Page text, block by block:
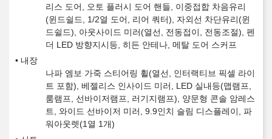
리스 도어, 오토 플러시 도어 핸들, 이중접합 차음유리
(윈드쉴드, 1/2열 도어, 리어 쿼터), 자외선 차단유리(윈
드쉴드), 아웃사이드 미러(열선, 전동접이, 전동조절), 펜
더 LED 방향지시등, 히든 안테나, 메탈 도어 스커프
내장
나파 엠보 가죽 스티어링 휠(열선, 인터랙티브 픽셀 라이
트 포함), 베젤리스 인사이드 미러, LED 실내등(맵램프,
룸램프, 선바이저램프, 러기지램프), 양문형 콘솔 암레스
트, 와이드 선바이저 미러, 9.9인치 슬림 디스플레이, 파
워아웃렛(1열 1개)